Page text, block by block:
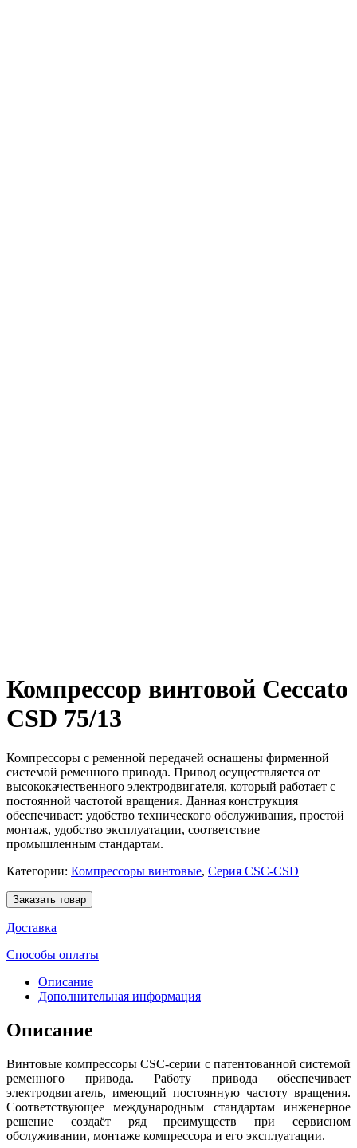
Компрессор винтовой Ceccato
CSD 75/13
Компрессоры с ременной передачей оснащены фирменной
системой ременного привода. Привод осуществляется от
высококачественного электродвигателя, который работает с
постоянной частотой вращения. Данная конструкция
обеспечивает: удобство технического обслуживания, простой
монтаж, удобство эксплуатации, соответствие
промышленным стандартам.
Категории: Компрессоры винтовые, Серия CSC-CSD
Заказать товар
Доставка
Способы оплаты
Описание
Дополнительная информация
Описание
Винтовые компрессоры CSC-серии с патентованной системой
ременного привода. Работу привода обеспечивает
электродвигатель, имеющий постоянную частоту вращения.
Соответствующее международным стандартам инженерное
решение создаёт ряд преимуществ при сервисном
обслуживании, монтаже компрессора и его эксплуатации.